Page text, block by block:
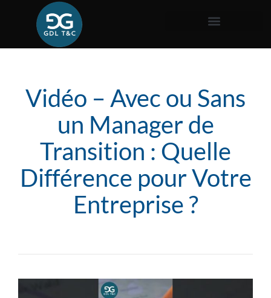
Vidéo – Avec ou Sans
un Manager de
Transition : Quelle
Différence pour Votre
Entreprise ?